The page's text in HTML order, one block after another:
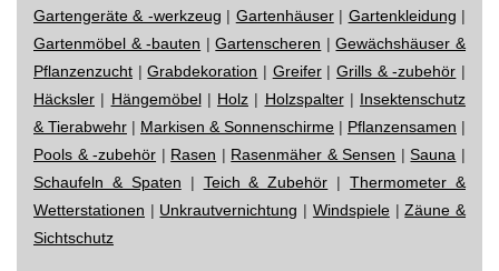
Gartengeräte & -werkzeug | Gartenhäuser| Gartenkleidung |
Gartenmöbel & -bauten |Gartenscheren |Gewächshäuser &
Pflanzenzucht |Grabdekoration | Greifer|Grills & -zubehör |
Häcksler | Hängemöbel| Holz | Holzspalter| Insektenschutz
& Tierabwehr | Markisen & Sonnenschirme | Pflanzensamen |
Pools & -zubehör | Rasen | Rasenmäher & Sensen |Sauna |
Schaufeln & Spaten | Teich & Zubehör |Thermometer &
Wetterstationen | Unkrautvernichtung | Windspiele|Zäune &
Sichtschutz